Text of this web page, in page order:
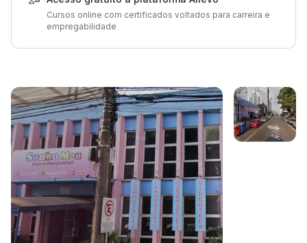
Cursos online com certificados voltados para carreira e
empregabilidade
Galeria de imagem